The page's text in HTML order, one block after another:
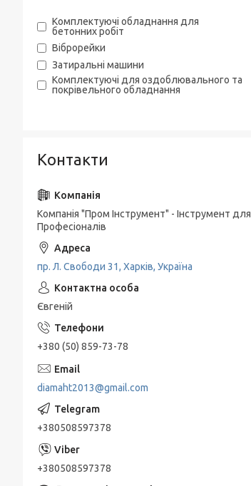
Комплектуючі обладнання для
бетонних робіт
Віброрейки
Затиральні машини
Комплектуючі для оздоблювального та
покрівельного обладнання
Контакти
Компанія "Пром Інструмент" - Інструмент для
Професіоналів
пр. Л. Свободи 31, Харків, Україна
Євгеній
+380 (50) 859-73-78
diamaht2013@gmail.com
+380508597378
+380508597378